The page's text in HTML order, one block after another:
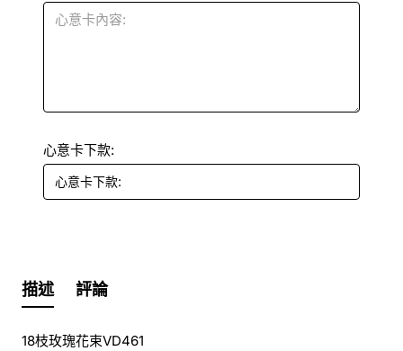
心意卡下款:
描述 評論
18枝玫瑰花束VD461